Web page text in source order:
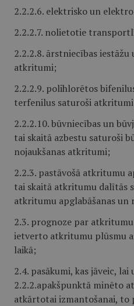
2.2.2.6. elektrisko un
2.2.2.7. nolietotie
2.2.2.8. ārstniecības
atkritumi;
2.2.2.9. polihlorētos
terfenilus saturoši
2.2.2.10. būvniecības un
tai skaitā azbestu saturoši
nojaukšanas atkritumi;
2.2.3. pastāvošā atkritumu
tai skaitā atkritumu dalītās
atkritumu apglabāšanas un
2.3. prognoze par
ietverto atkritumu plūsmu
laikā;
2.4. pasākumi, kas jāveic,
2.2.2.apakšpunktā minēto
atkārtotai izmantošanai, to